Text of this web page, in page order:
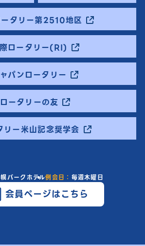
タリー第2510地区
ロータリー(RI)
パンロータリー
ロータリーの友
リー米山記念奨学会
パークホテル例会日： 毎週木曜日
会員ページはこちら